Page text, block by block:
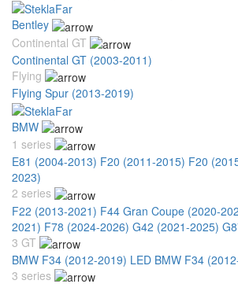
Bentley
Continental GT
Continental GT (2003-2011)
Flying
Flying Spur (2013-2019)
BMW
1 series
E81 (2004-2013) F20 (2011-2015) F20
2023)
2 series
F22 (2013-2021) F44 Gran Coupe (2020-
2021) F78 (2024-2026) G42 (2021-2025)
3 GT
BMW F34 (2012-2019) LED BMW F34
3 series